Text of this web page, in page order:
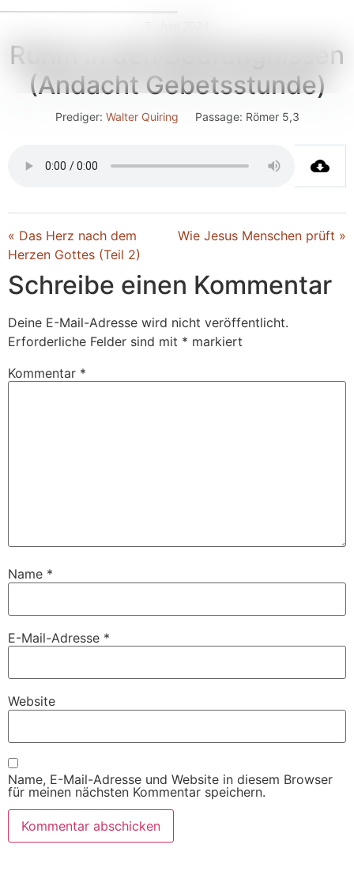
Ruhm in den Bedrängnissen
(Andacht Gebetsstunde)
Prediger: Walter Quiring Passage: Römer 5,3
« Das Herz nach dem
Herzen Gottes (Teil 2)
Wie Jesus Menschen prüft »
Schreibe einen Kommentar
Deine E-Mail-Adresse wird nicht veröffentlicht.
Erforderliche Felder sind mit * markiert
Kommentar *
Name *
E-Mail-Adresse *
Website
Name, E-Mail-Adresse und Website in diesem Browser
für meinen nächsten Kommentar speichern.